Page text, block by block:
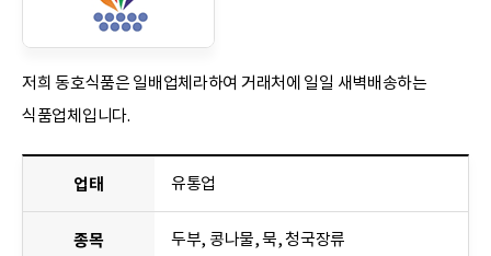
저희 동호식품은 일배업체라하여 거래처에 일일 새벽배송하는
식품업체입니다.
업태 유통업
종목 두부, 콩나물, 묵, 청국장류